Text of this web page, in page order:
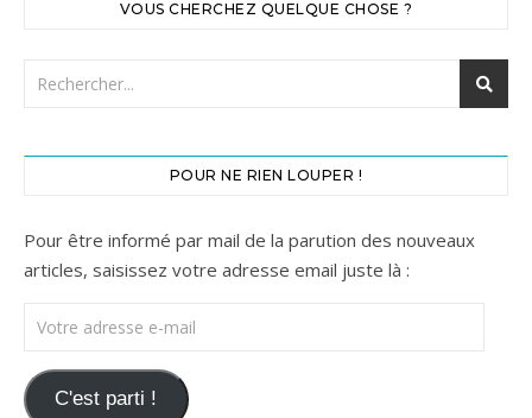
VOUS CHERCHEZ QUELQUE CHOSE ?
POUR NE RIEN LOUPER !
Pour être informé par mail de la parution des nouveaux
articles, saisissez votre adresse email juste là :
Votre adresse e-mail
C'est parti !